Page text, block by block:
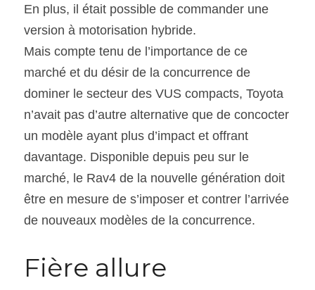
En plus, il était possible de commander une
version à motorisation hybride.
Mais compte tenu de l’importance de ce
marché et du désir de la concurrence de
dominer le secteur des VUS compacts, Toyota
n’avait pas d’autre alternative que de concocter
un modèle ayant plus d’impact et offrant
davantage. Disponible depuis peu sur le
marché, le Rav4 de la nouvelle génération doit
être en mesure de s’imposer et contrer l’arrivée
de nouveaux modèles de la concurrence.
Fière allure